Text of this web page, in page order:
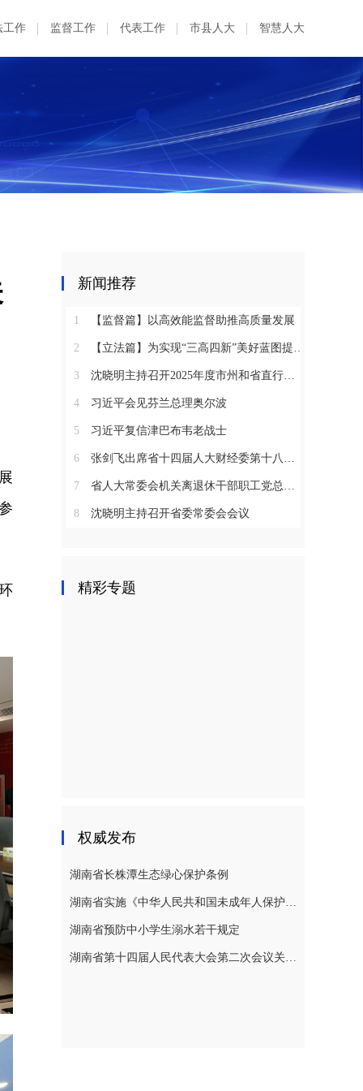
工作 监督工作 代表工作 市县人大 智慧人大
新闻推荐
1 【监督篇】以高效能监督助推高质量发展
2 【立法篇】为实现“三高四新”美好蓝图提供坚实法治保障
3 沈晓明主持召开2025年度市州和省直行业系统党（工）委书记抓基层党建工作述职评议会议
4 习近平会见芬兰总理奥尔波
5 习近平复信津巴布韦老战士
6 张剑飞出席省十四届人大财经委第十八次全体会议
7 省人大常委会机关离退休干部职工党总支召开2025年度总结表彰大会
8 沈晓明主持召开省委常委会会议
精彩专题
权威发布
湖南省长株潭生态绿心保护条例
湖南省实施《中华人民共和国未成年人保护法》若干规定
湖南省预防中小学生溺水若干规定
湖南省第十四届人民代表大会第二次会议关于湖南省人民代表大会常务委员会工作报告的决议